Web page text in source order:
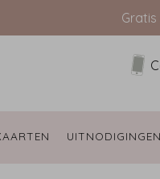
UITNODIGINGEN